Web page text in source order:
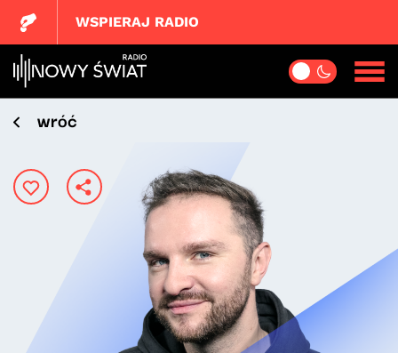
WSPIERAJ RADIO
wróć